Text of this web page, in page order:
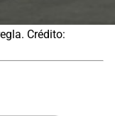
Crédito: